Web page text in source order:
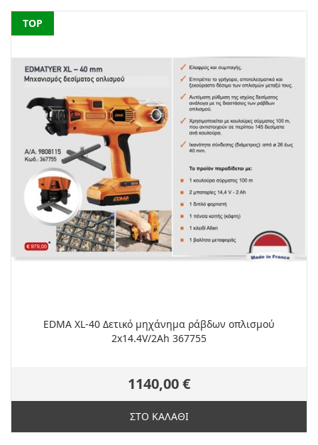
NEW
TOP
EDMA XL-40 Δετικό μηχάνημα ράβδων οπλισμού
2x14.4V/2Ah 367755
1140,00 €
ΣΤΟ ΚΑΛΑΘΙ